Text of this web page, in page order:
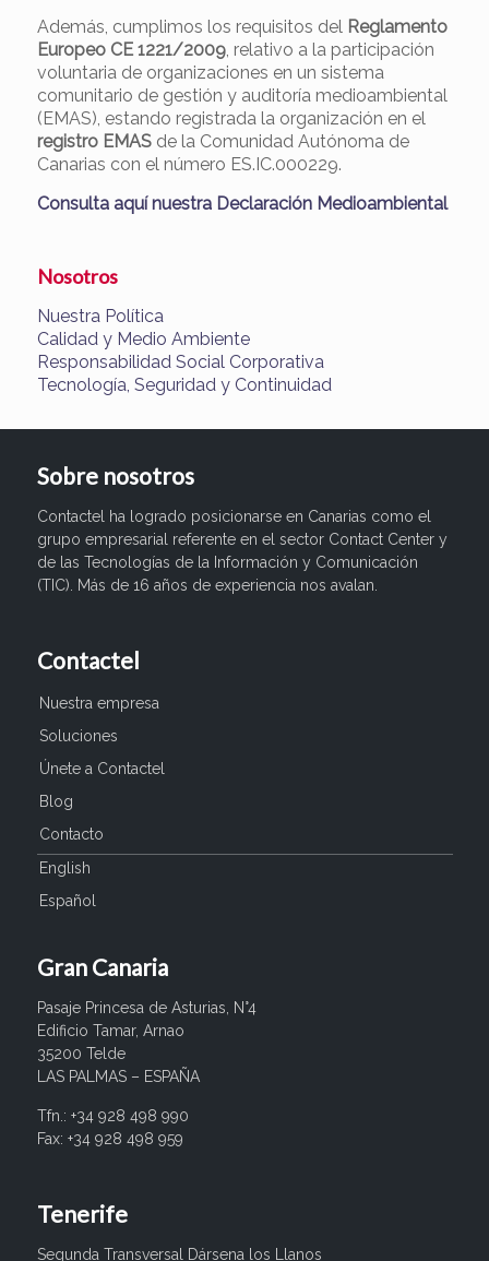
Además, cumplimos los requisitos del Reglamento
Europeo CE 1221/2009, relativo a la participación
voluntaria de organizaciones en un sistema
comunitario de gestión y auditoría medioambiental
(EMAS), estando registrada la organización en el
registro EMASde la Comunidad Autónoma de
Canarias con el número ES.IC.000229.
Consulta aquí nuestra Declaración Medioambiental
Nosotros
Nuestra Política
Calidad y Medio Ambiente
Responsabilidad Social Corporativa
Tecnología, Seguridad y Continuidad
Sobre nosotros
Contactel ha logrado posicionarse en Canarias como el
grupo empresarial referente en el sector Contact Center y
de las Tecnologías de la Información y Comunicación
(TIC). Más de 16 años de experiencia nos avalan.
Contactel
Nuestra empresa
Soluciones
Únete a Contactel
Blog
Contacto
English
Español
Gran Canaria
Pasaje Princesa de Asturias, N°4
Edificio Tamar, Arnao
35200 Telde
LAS PALMAS – ESPAÑA
Tfn.: +34 928 498 990
Fax: +34 928 498 959
Tenerife
Segunda Transversal Dársena los Llanos